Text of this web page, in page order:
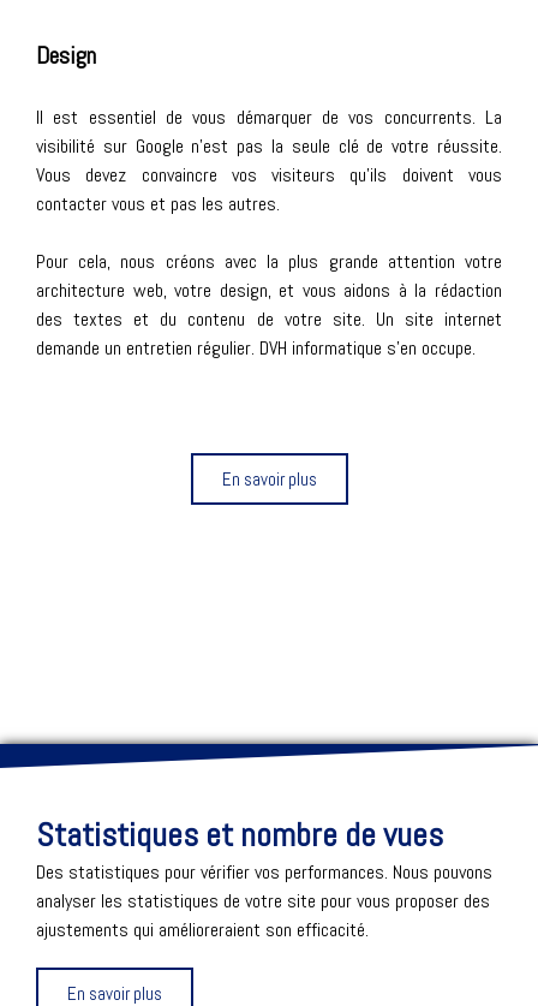
Design
Il est essentiel de vous démarquer de vos concurrents. La
visibilité sur Google n'est pas la seule clé de votre réussite.
Vous devez convaincre vos visiteurs qu'ils doivent vous
contacter vous et pas les autres.
Pour cela, nous créons avec la plus grande attention votre
architecture web, votre design, et vous aidons à la rédaction
des textes et du contenu de votre site. Un site internet
demande un entretien régulier. DVH informatique s'en occupe.
En savoir plus
Statistiques et nombre de vues
Des statistiques pour vérifier vos performances. Nous pouvons
analyser les statistiques de votre site pour vous proposer des
ajustements qui amélioreraient son efficacité.
En savoir plus